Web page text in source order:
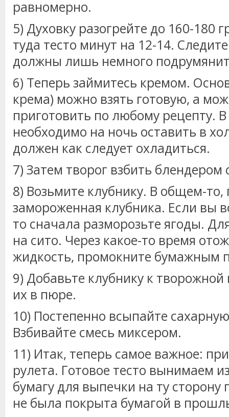
равномерно.
5) Духовку разогрейте до 160-180
туда тесто минут на 12-14.
должны лишь немного
6) Теперь займитесь кремом.
крема) можно взять готовую, а
приготовить по любому рецепту.
необходимо на ночь оставить в
должен как следует охладиться.
7) Затем творог взбить
8) Возьмите клубнику. В общем-то,
замороженная клубника. Если вы
то сначала разморозьте ягоды.
на сито. Через какое-то время
жидкость, промокните бумажным
9) Добавьте клубнику к
их в пюре.
10) Постепенно всыпайте
Взбивайте смесь миксером.
11) Итак, теперь самое важное:
рулета. Готовое тесто вынимаем
бумагу для выпечки на ту сторону
не была покрыта бумагой в